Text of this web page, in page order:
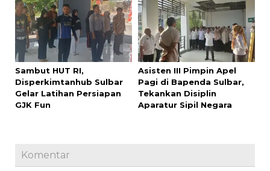
Sambut HUT RI,
Disperkimtanhub Sulbar
Gelar Latihan Persiapan
GJK Fun
Asisten III Pimpin Apel
Pagi di Bapenda Sulbar,
Tekankan Disiplin
Aparatur Sipil Negara
Komentar